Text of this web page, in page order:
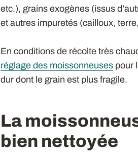
etc.), grains exogènes (issus
et autres impuretés (cailloux,
En conditions de récolte très
réglage des moissonneusespour
dur dont le grain est plus fragile.
La
bien nettoyée